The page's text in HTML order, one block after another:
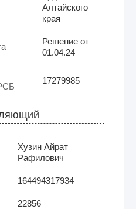
Алтайского
края
Решение от
01.04.24
17279985
Хузин Айрат
Рафилович
164494317934
22856